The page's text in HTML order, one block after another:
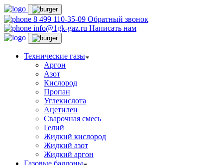
8 499 110-35-09 Обратный звонок
info@1gk-gaz.ru Написать нам
Технические газы
Аргон
Азот
Кислород
Пропан
Углекислота
Ацетилен
Сварочная смесь
Гелий
Жидкий кислород
Жидкий азот
Жидкий аргон
Газовые баллоны